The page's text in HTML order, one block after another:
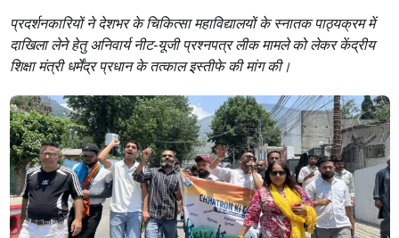
प्रदर्शनकारियों ने देशभर के चिकित्सा महाविद्यालयों के स्नातक पाठ्यक्रम में
दाखिला लेने हेतु अनिवार्य नीट-यूजी प्रश्नपत्र लीक मामले को लेकर केंद्रीय
शिक्षा मंत्री धर्मेंद्र प्रधान के तत्काल इस्तीफे की मांग की।